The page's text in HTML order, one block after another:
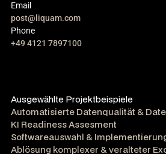
Email
post@liquam.com
Phone
+49 4121 7897100
Ausgewählte Projektbeispiele
Automatisierte Datenqualität &
KI Readiness Assesment
Softwareauswahl &
Ablösung komplexer & veralteter